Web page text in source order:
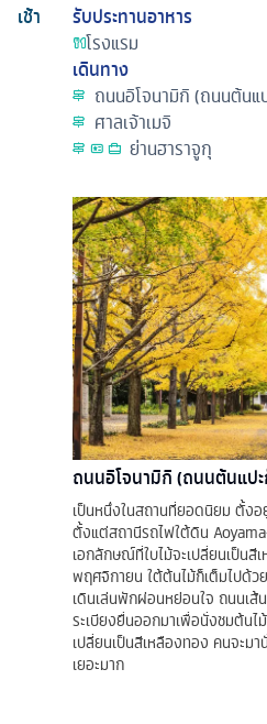
เช้า
รับประทานอาหาร
โรงแรม
เดินทาง
ถนนอิโจนามิกิ (ถนนต้นแ
ศาลเจ้าเมจิ
ย่านฮาราจูกุ
ถนนอิโจนามิกิ (ถนนต้นแป
เป็นหนึ่งในสถานที่ยอดนิยม ตั้งอ
ตั้งแต่สถานีรถไฟใต้ดิน
เอกลักษณ์ที่ใบไม้จะเปลี่ยนเป็นสี
พฤศจิกายน ใต้ต้นไม้ก็เต็มไปด้ว
เดินเล่นพักผ่อนหย่อนใจ ถนนเส้
ระเบียงยื่นออกมาเพื่อนั่งชมต้นไ
เปลี่ยนเป็นสีเหลืองทอง คนจะ
เยอะมาก